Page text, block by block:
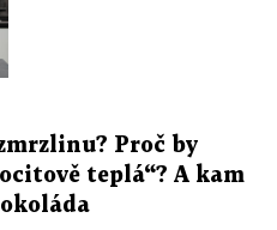
Proč by
teplá“? A kam